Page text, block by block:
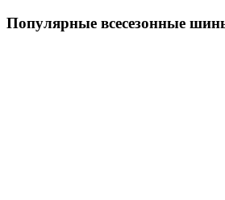
Популярные всесезонные